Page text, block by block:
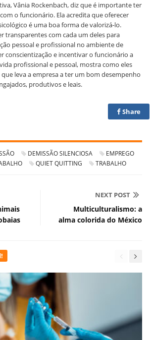
Vânia Rockenbach, diz que é importante ter
o funcionário. Ela acredita que oferecer
é uma boa forma de valorizá-lo.
transparentes com cada um deles para
pessoal e profissional no ambiente de
conscientização e incentivar o funcionário a
profissional e pessoal, mostra como eles
leva a empresa a ter um bom desempenho
produtivos e leais.
Share
DEMISSÃO SILENCIOSA
EMPREGO
QUIET QUITTING TRABALHO
NEXT POST
Multiculturalismo: a
alma colorida do México